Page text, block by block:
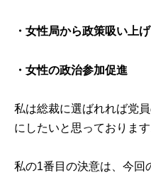
・女性局から政策吸い上
・女性の政治参加促進
私は総裁に選ばれれば党
にしたいと思っております
私の1番目の決意は、今回